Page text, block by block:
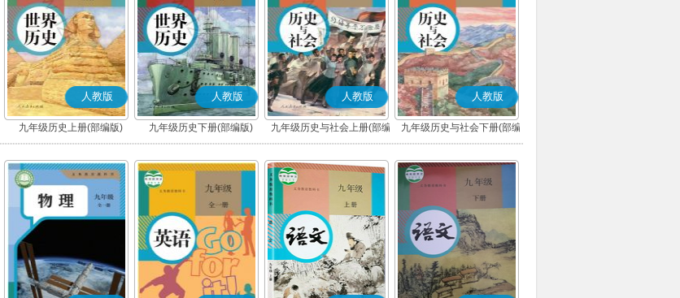
人教版
九年级历史上册(部编版)
人教版
九年级历史下册(部编版)
人教版
九年级历史与社会上册(部编
版)
人教版
九年级历史与社会下册(部编
版)